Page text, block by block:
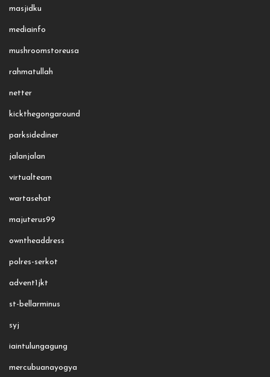
masjidku
mediainfo
mushroomstoreusa
rahmatullah
netter
kickthegongaround
parksidediner
jalanjalan
virtualteam
wartasehat
majuterus99
owntheaddress
polres-serkot
advent1jkt
st-bellarminus
syj
iaintulungagung
mercubuanayogya